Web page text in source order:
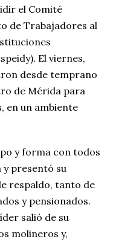
el Comité
de Trabajadores al
El viernes,
desde temprano
de Mérida para
en un ambiente
y forma con todos
presentó su
respaldo, tanto de
y pensionados.
salió de su
molineros y,